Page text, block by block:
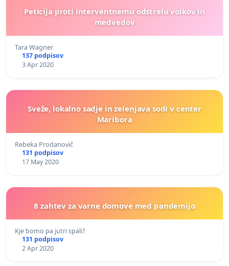
Peticija proti interventnemu odstrelu volkov in
medvedov
Tara Wagner
137 podpisov
3 Apr 2020
Sveže, lokalno sadje in zelenjava sodi v center
Maribora
Rebeka Prodanovič
131 podpisov
17 May 2020
8 zahtev za varne domove med pandemijo
Kje bomo pa jutri spali?
131 podpisov
2 Apr 2020